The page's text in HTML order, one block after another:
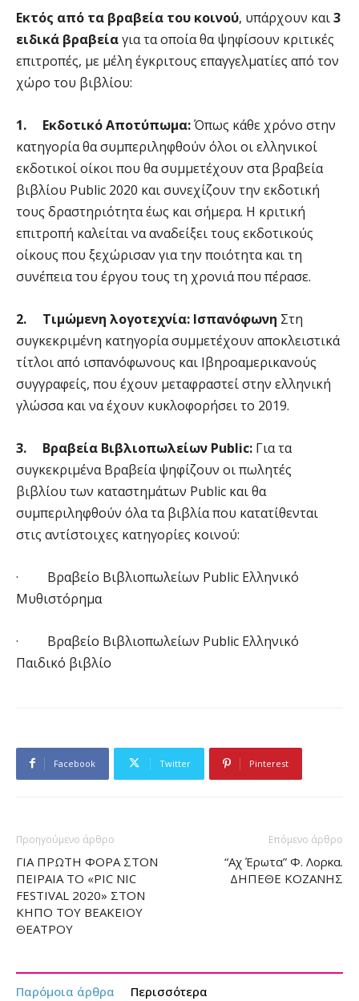
Εκτός από τα βραβεία του κοινού, υπάρχουν και3
ειδικά βραβείαγια τα οποία θα ψηφίσουν κριτικές
επιτροπές, με μέλη έγκριτους επαγγελματίες από τον
χώρο του βιβλίου:
1. Εκδοτικό Αποτύπωμα:Όπως κάθε χρόνο στην
κατηγορία θα συμπεριληφθούν όλοι οι ελληνικοί
εκδοτικοί οίκοι που θα συμμετέχουν στα βραβεία
βιβλίου Public 2020 και συνεχίζουν την εκδοτική
τους δραστηριότητα έως και σήμερα. Η κριτική
επιτροπή καλείται να αναδείξει τους εκδοτικούς
οίκους που ξεχώρισαν για την ποιότητα και τη
συνέπεια του έργου τους τη χρονιά που πέρασε.
2. Τιμώμενη λογοτεχνία: Ισπανόφωνη Στη
συγκεκριμένη κατηγορία συμμετέχουν αποκλειστικά
τίτλοι από ισπανόφωνους και Ιβηροαμερικανούς
συγγραφείς, που έχουν μεταφραστεί στην ελληνική
γλώσσα και να έχουν κυκλοφορήσει το 2019.
3. Βραβεία Βιβλιοπωλείων Public: Για τα
συγκεκριμένα Βραβεία ψηφίζουν οι πωλητές
βιβλίου των καταστημάτων Public και θα
συμπεριληφθούν όλα τα βιβλία που κατατίθενται
στις αντίστοιχες κατηγορίες κοινού:
· Βραβείο Βιβλιοπωλείων Public Ελληνικό
Μυθιστόρημα
· Βραβείο Βιβλιοπωλείων Public Ελληνικό
Παιδικό βιβλίο
Facebook Twitter Pinterest
Προηγούμενο άρθρο
ΓΙΑ ΠΡΩΤΗ ΦΟΡΑ ΣΤΟΝ
ΠΕΙΡΑΙΑ ΤΟ «PIC NIC
FESTIVAL 2020» ΣΤΟΝ
ΚΗΠΟ ΤΟΥ ΒΕΑΚΕΙΟΥ
ΘΕΑΤΡΟΥ
Επόμενο άρθρο
“Αχ Έρωτα” Φ. Λορκα.
ΔΗΠΕΘΕ ΚΟΖΑΝΗΣ
Παρόμοια άρθρα Περισσότερα